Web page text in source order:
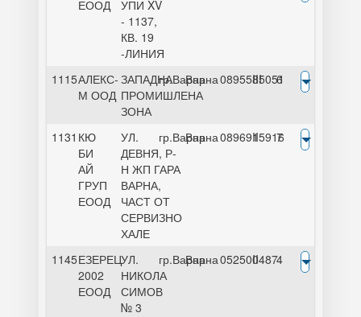
ЕООД
УПИ XV
- 1137,
КВ. 19
-ЛИНИЯ
1115АЛЕКС-
М ООД
ЗАПАДНА
ПРОМИШЛЕНА
ЗОНА
гр.Варна
Варна0895585051
III 6
1131 КЮ
БИ
АЙ
ГРУП
ЕООД
УЛ.
ДЕВНЯ, Р-
Н ЖП ГАРА
ВАРНА,
ЧАСТ ОТ
СЕРВИЗНО
ХАЛЕ
гр.Варна
Варна0896915916
II 7
1145ЕЗЕРЕЦ
2002
ЕООД
УЛ.
НИКОЛА
СИМОВ
№ 3
гр.Варна
Варна052500487
II 4